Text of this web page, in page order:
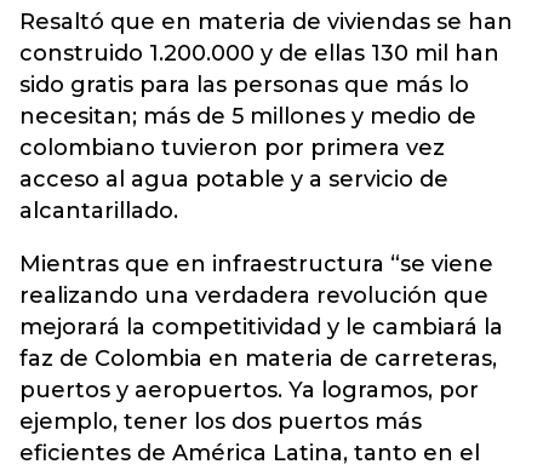
Resaltó que en materia de viviendas se han
construido 1.200.000 y de ellas 130 mil han
sido gratis para las personas que más lo
necesitan; más de 5 millones y medio de
colombiano tuvieron por primera vez
acceso al agua potable y a servicio de
alcantarillado.
Mientras que en infraestructura “se viene
realizando una verdadera revolución que
mejorará la competitividad y le cambiará la
faz de Colombia en materia de carreteras,
puertos y aeropuertos. Ya logramos, por
ejemplo, tener los dos puertos más
eficientes de América Latina, tanto en el